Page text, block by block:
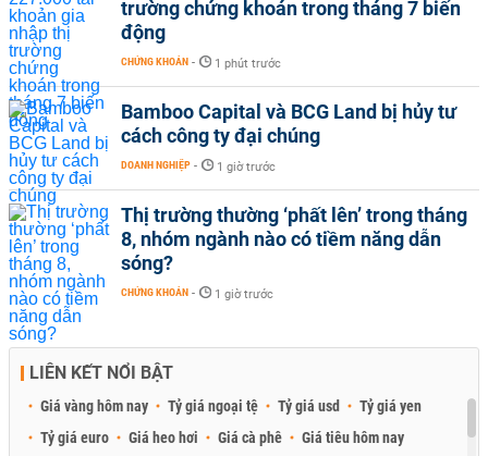
trường chứng khoán trong tháng 7 biến
động
CHỨNG KHOÁN - 1 phút trước
Bamboo Capital và BCG Land bị hủy tư
cách công ty đại chúng
DOANH NGHIỆP - 1 giờ trước
Thị trường thường ‘phất lên’ trong tháng
8, nhóm ngành nào có tiềm năng dẫn
sóng?
CHỨNG KHOÁN - 1 giờ trước
LIÊN KẾT NỔI BẬT
Giá vàng hôm nay Tỷ giá ngoại tệ Tỷ giá usd
Tỷ giá yen
Tỷ giá euro
Giá heo hơi Giá cà phê Giá tiêu hôm nay